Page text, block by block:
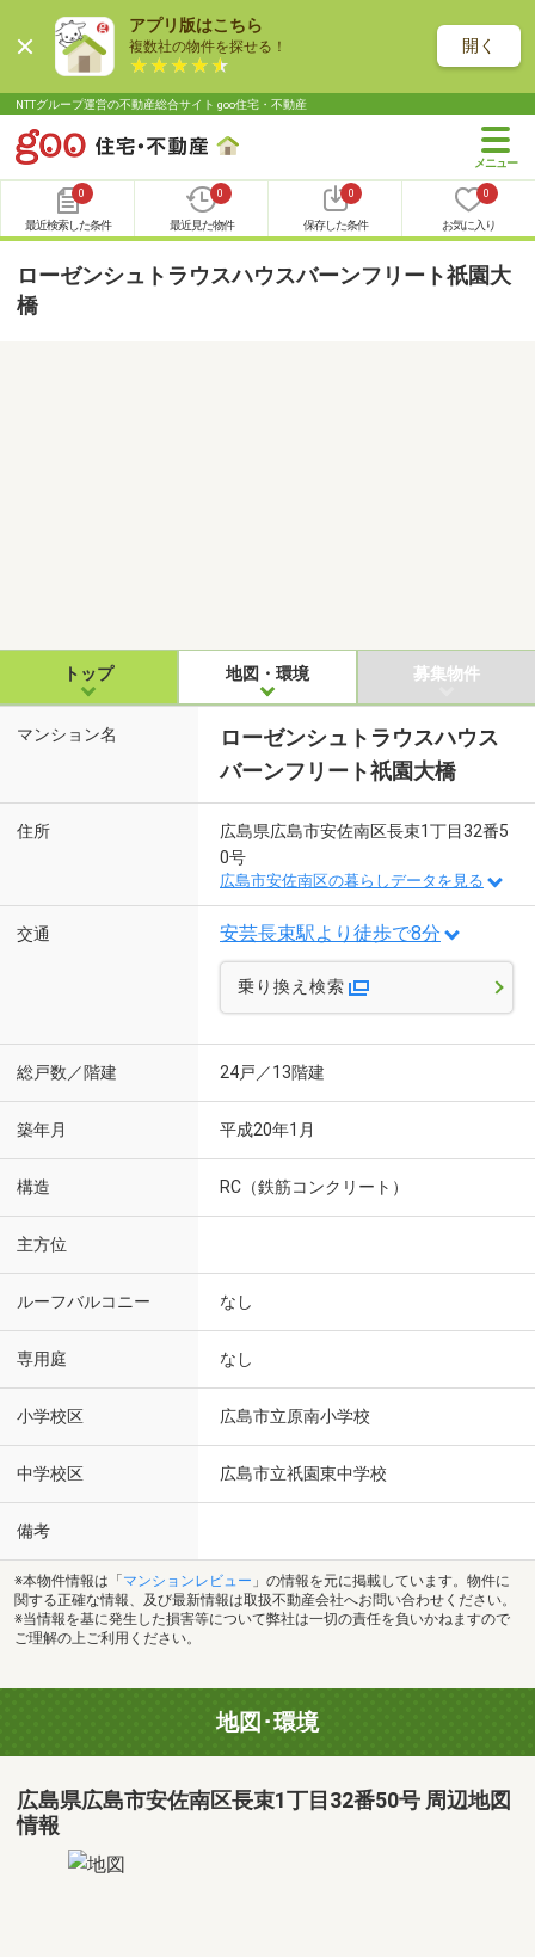
アプリ版はこちら
複数社の物件を探せる！ 開く
NTTグループ運営の不動産総合サイト goo住宅・不動産
0
最近検索した条件
0
最近見た物件
0
保存した条件
0
お気に入り
ローゼンシュトラウスハウスバーンフリート祇園大
橋
トップ 地図・環境 募集物件
マンション名
ローゼンシュトラウスハウス
バーンフリート祇園大橋
住所
広島県広島市安佐南区長束1丁目32番5
0号
広島市安佐南区の暮らしデータを見る
交通 安芸長束駅より徒歩で8分
乗り換え検索
総戸数／階建 24戸／13階建
築年月 平成20年1月
構造 RC（鉄筋コンクリート）
主方位
ルーフバルコニー なし
専用庭 なし
小学校区 広島市立原南小学校
中学校区 広島市立祇園東中学校
備考
※本物件情報は「 マンションレビュー 」の情報を元に掲載しています。物件に
関する正確な情報、及び最新情報は取扱不動産会社へお問い合わせください。
※当情報を基に発生した損害等について弊社は一切の責任を負いかねますので
ご理解の上ご利用ください。
地図･環境
広島県広島市安佐南区長束1丁目32番50号 周辺地図
情報